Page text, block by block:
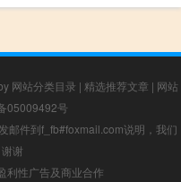
网站分类目录 | 精选推荐文章 | 网站
05009492号
邮件到f_fb#foxmail.com说明，我们
谢
利性广告及商业合作